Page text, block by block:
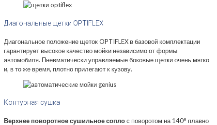
Диагональные щетки OPTIFLEX
Диагональное положение щеток OPTIFLEX в базовой комплектации
гарантирует высокое качество мойки независимо от формы
автомобиля. Пневматически управляемые боковые щетки очень мягко
и, в то же время, плотно прилегают к кузову.
Контурная сушка
Верхнее поворотное сушильное соплос поворотом на 140° плавно